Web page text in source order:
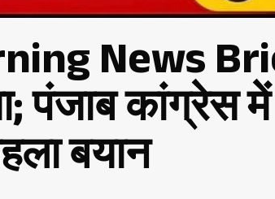
News
पंजाब कांग्रेस
बयान